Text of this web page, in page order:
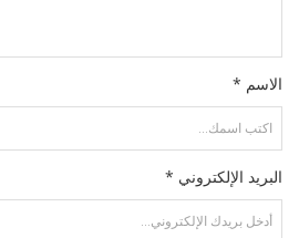
الاسم *
البريد الإلكتروني *